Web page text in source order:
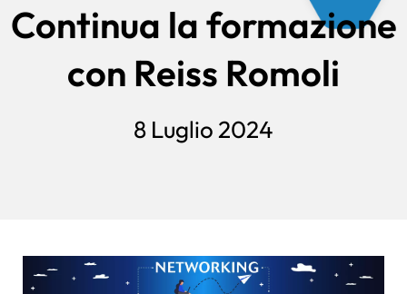
pane
Continua la formazione
con Reiss Romoli
8 Luglio 2024